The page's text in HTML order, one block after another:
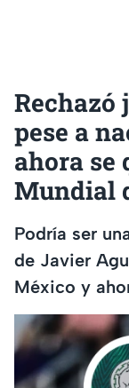
Rechazó
pese a
ahora se
Mundial
Podría ser
de Javier
México y